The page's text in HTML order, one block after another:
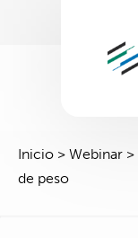
Inicio > Webinar >
de peso